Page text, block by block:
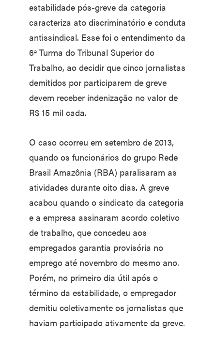
estabilidade pós-greve da categoria
caracteriza ato discriminatório e conduta
antissindical. Esse foi o entendimento da
6ª Turma do Tribunal Superior do
Trabalho, ao decidir que cinco jornalistas
demitidos por participarem de greve
devem receber indenização no valor de
R$ 15 mil cada.
O caso ocorreu em setembro de 2013,
quando os funcionários do grupo Rede
Brasil Amazônia (RBA) paralisaram as
atividades durante oito dias. A greve
acabou quando o sindicato da categoria
e a empresa assinaram acordo coletivo
de trabalho, que concedeu aos
empregados garantia provisória no
emprego até novembro do mesmo ano.
Porém, no primeiro dia útil após o
término da estabilidade, o empregador
demitiu coletivamente os jornalistas que
haviam participado ativamente da greve.